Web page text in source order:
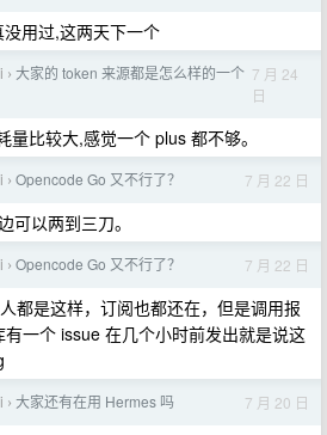
用过,这两天下一个
› 大家的 token 来源都是怎么样的一个 7 月 24
日
量比较大,感觉一个 plus 都不够。
› Opencode Go 又不行了？ 7 月 22 日
可以两到三刀。
› Opencode Go 又不行了？ 7 月 22 日
都是这样，订阅也都还在，但是调用报
一个 issue 在几个小时前发出就是说这
› 大家还有在用 Hermes 吗 7 月 20 日